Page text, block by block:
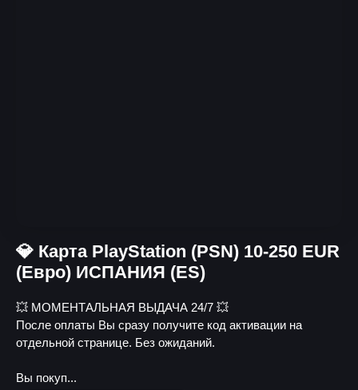
💎 Карта PlayStation (PSN) 10-250 EUR
(Евро) ИСПАНИЯ (ES)
💥 МОМЕНТАЛЬНАЯ ВЫДАЧА 24/7 💥
После оплаты Вы сразу получите код активации на
отдельной странице. Без ожиданий.
Вы покуп...